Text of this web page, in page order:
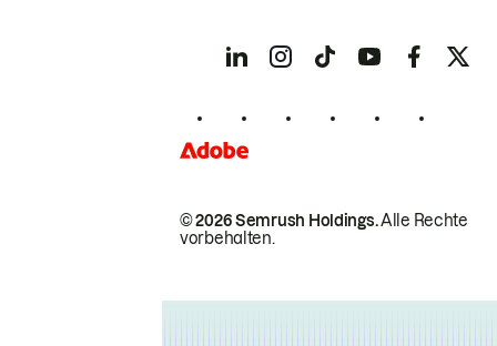
© 2026 Semrush Holdings.Alle Rechte
vorbehalten.